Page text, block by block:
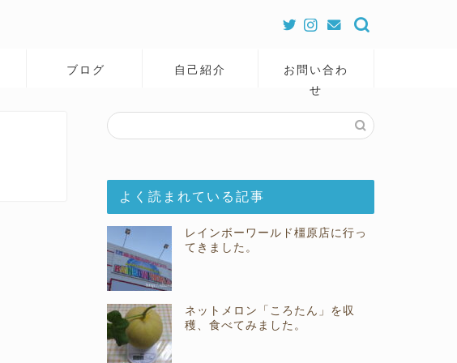
ブログ 自己紹介
お問い合わ
せ
よく読まれている記事
レインボーワールド橿原店に行っ
てきました。
ネットメロン「ころたん」を収
穫、食べてみました。